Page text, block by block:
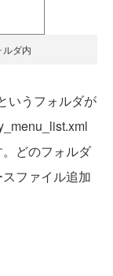
ダ内
いうフォルダが
どのフォルダ
ファイル追加